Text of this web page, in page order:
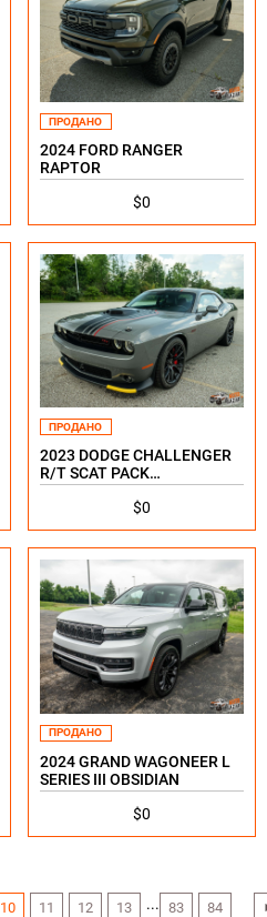
ПРОДАНО
2024 FORD RANGER
RAPTOR
$0
ПРОДАНО
2023 DODGE CHALLENGER
R/T SCAT PACK
SHAKEDOWN SPECIAL
$0
ПРОДАНО
2024 GRAND WAGONEER L
SERIES III OBSIDIAN
$0
10 11 12 13 ... 83 84